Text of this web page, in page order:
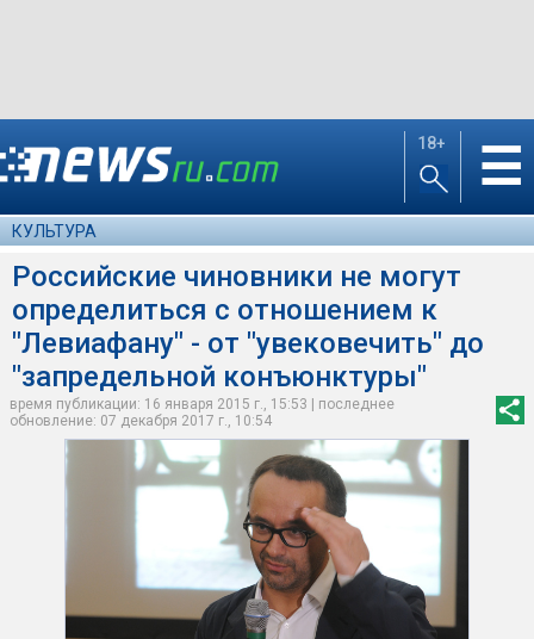
18+ ☰
КУЛЬТУРА
Российские чиновники не могут
определиться с отношением к
"Левиафану" - от "увековечить" до
"запредельной конъюнктуры"
время публикации: 16 января 2015 г., 15:53 | последнее
обновление: 07 декабря 2017 г., 10:54